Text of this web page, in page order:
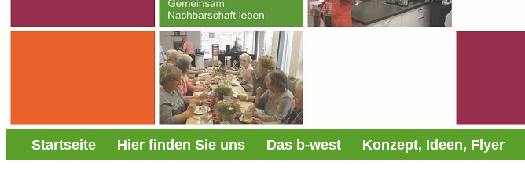
Startseite Hier finden Sie uns Das b-west Konzept, Ideen, Flyer